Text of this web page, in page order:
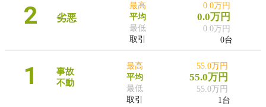
2 劣悪
最高
平均
最低
取引
0.0万円
0.0万円
0.0万円
0台
1
事故
不動
最高
平均
最低
取引
55.0万円
55.0万円
55.0万円
1台